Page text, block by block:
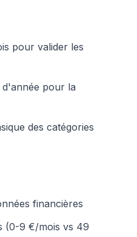
pour valider les
pour la
des catégories
financières
(0-9 €/mois vs 49